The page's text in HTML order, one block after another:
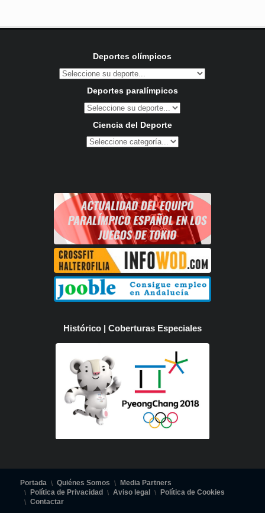
Deportes olímpicos
Deportes paralímpicos
Ciencia del Deporte
Histórico | Coberturas Especiales
Portada Quiénes Somos
Media Partners
Política de Privacidad
Aviso legal
Política de Cookies
Contactar